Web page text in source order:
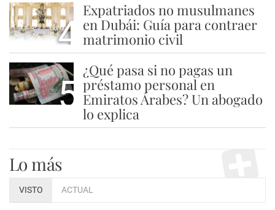
4
Expatriados no musulmanes
en Dubái: Guía para contraer
matrimonio civil
5
¿Qué pasa si no pagas un
préstamo personal en
Emiratos Árabes? Un abogado
lo explica
Lo más
VISTO ACTUAL